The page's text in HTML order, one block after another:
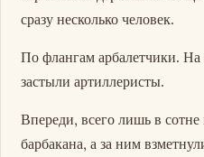
сразу несколько человек.
По флангам арбалетчики.
застыли артиллеристы.
Впереди, всего лишь в
барбакана, а за ним